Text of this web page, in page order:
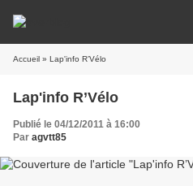
Accueil » Lap'info R’Vélo
Lap'info R’Vélo
Publié le 04/12/2011 à 16:00
Par agvtt85